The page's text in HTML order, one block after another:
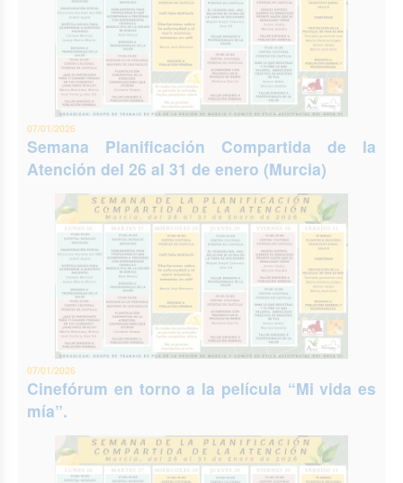
07/01/2026
Semana Planificación Compartida de la
Atención del 26 al 31 de enero (Murcia)
07/01/2026
Cinefórum en torno a la película “Mi vida es
mía”.